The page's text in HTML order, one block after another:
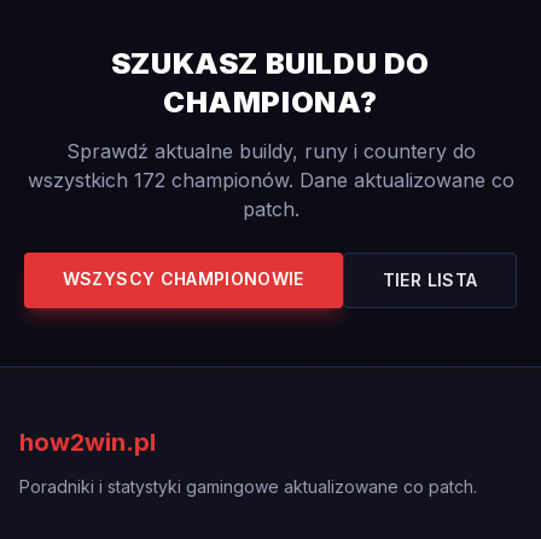
SZUKASZ BUILDU DO
CHAMPIONA?
Sprawdź aktualne buildy, runy i countery do
wszystkich 172 championów. Dane aktualizowane co
patch.
WSZYSCY CHAMPIONOWIE TIER LISTA
how2win.pl
Poradniki i statystyki gamingowe aktualizowane co patch.